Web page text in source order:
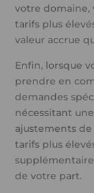
votre domaine,
tarifs plus
valeur accrue
Enfin, lorsque
prendre en
demandes
nécessitant
ajustements
tarifs plus
de votre part.